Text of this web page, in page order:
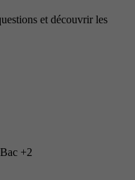
et découvrir les
Bac +2